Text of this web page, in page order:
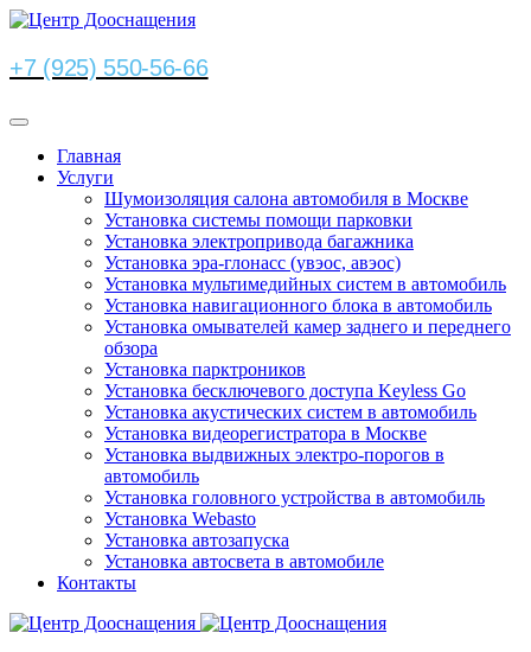
+7 (925) 550-56-66
Главная
Услуги
Шумоизоляция салона автомобиля в Москве
Установка системы помощи парковки
Установка электропривода багажника
Установка эра-глонасс (увэос, авэос)
Установка мультимедийных систем в автомобиль
Установка навигационного блока в автомобиль
Установка омывателей камер заднего и переднего
обзора
Установка парктроников
Установка бесключевого доступа Keyless Go
Установка акустических систем в автомобиль
Установка видеорегистратора в Москве
Установка выдвижных электро-порогов в
автомобиль
Установка головного устройства в автомобиль
Установка Webasto
Установка автозапуска
Установка автосвета в автомобиле
Контакты